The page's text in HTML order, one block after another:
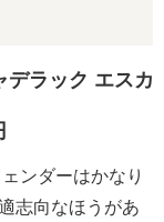
ラック エスカ
ンダーはかなり
志向なほうがあ